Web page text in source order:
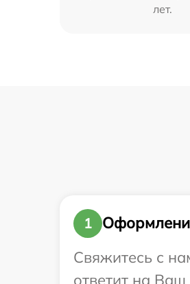
лет.
1
Свяжитесь с
ответит на